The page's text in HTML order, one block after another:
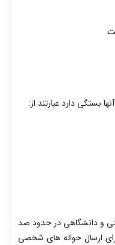
بستگی دارد عبارتند از:
و دانشگاهی در حدود صد
ارسال حواله های شخصی